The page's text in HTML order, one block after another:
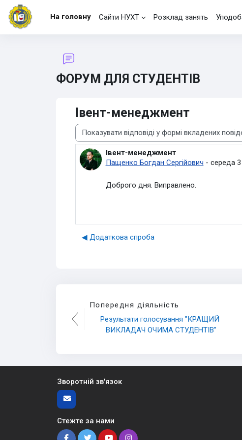
Перейти до головного вмісту
На головну
Сайти НУХТ Розклад занять
ФОРУМ ДЛЯ СТУДЕНТІВ
Івент-менеджмент
Тип показу
Івент-менеджмент
Пащенко Богдан Сергійович - середа
Кількість відповідей: 0
Доброго дня. Виправлено.
◀︎ Додаткова спроба
Попередня діяльність
Результати голосування "КРАЩИЙ
ВИКЛАДАЧ ОЧИМА СТУДЕНТІВ"
Зворотній зв'язок
Стежте за нами